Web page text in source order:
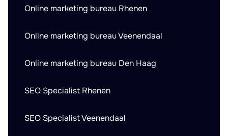
Online marketing bureau Rhenen
Online marketing bureau Veenendaal
Online marketing bureau Den Haag
SEO Specialist Rhenen
SEO Specialist Veenendaal